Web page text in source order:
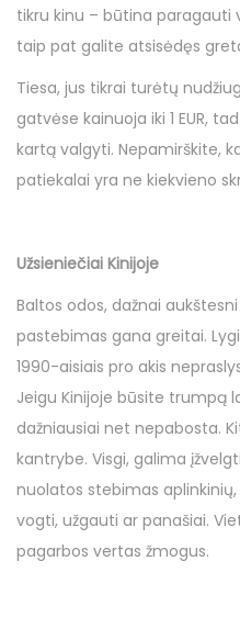
tikru kinu – būtina paragauti
taip pat galite atsisėdęs
Tiesa, jus tikrai turėtų
gatvėse kainuoja iki 1 EUR,
kartą valgyti. Nepamirškite,
patiekalai yra ne kiekvieno
Užsieniečiai Kinijoje
Baltos odos, dažnai
pastebimas gana greitai.
1990-aisiais pro akis
Jeigu Kinijoje būsite trumpą
dažniausiai net nepabosta.
kantrybe. Visgi, galima
nuolatos stebimas
vogti, užgauti ar panašiai.
pagarbos vertas žmogus.